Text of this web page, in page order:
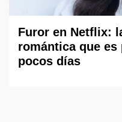
Furor en Netflix:
romántica que es
pocos días